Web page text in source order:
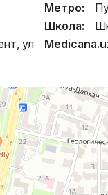
ул
Метро:
Школа: